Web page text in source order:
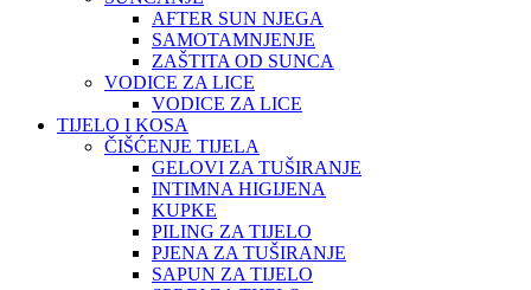
AFTER SUN NJEGA
SAMOTAMNJENJE
ZAŠTITA OD SUNCA
VODICE ZA LICE
VODICE ZA LICE
TIJELO I KOSA
ČIŠĆENJE TIJELA
GELOVI ZA TUŠIRANJE
INTIMNA HIGIJENA
KUPKE
PILING ZA TIJELO
PJENA ZA TUŠIRANJE
SAPUN ZA TIJELO